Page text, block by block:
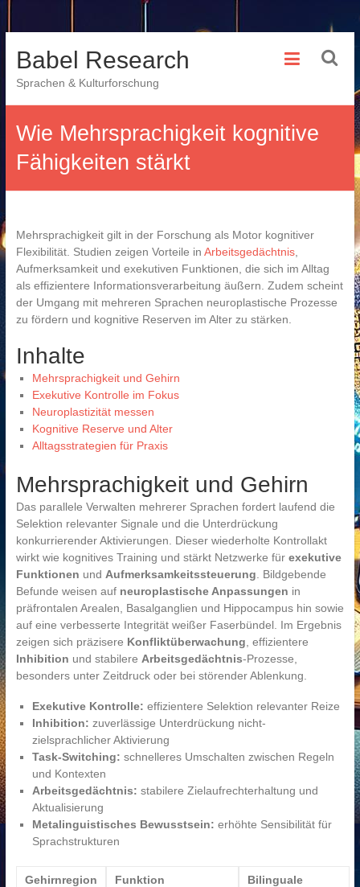
Babel Research
Sprachen & Kulturforschung
Wie Mehrsprachigkeit kognitive
Fähigkeiten stärkt
Mehrsprachigkeit gilt in der Forschung als Motor kognitiver
Flexibilität. Studien zeigen Vorteile in Arbeitsgedächtnis,
Aufmerksamkeit und exekutiven Funktionen, die sich im Alltag
als effizientere Informationsverarbeitung äußern. Zudem scheint
der Umgang mit mehreren Sprachen neuroplastische Prozesse
zu fördern und kognitive Reserven im Alter zu stärken.
Inhalte
Mehrsprachigkeit und Gehirn
Exekutive Kontrolle im Fokus
Neuroplastizität messen
Kognitive Reserve und Alter
Alltagsstrategien für Praxis
Mehrsprachigkeit und Gehirn
Das parallele Verwalten mehrerer Sprachen fordert laufend die
Selektion relevanter Signale und die Unterdrückung
konkurrierender Aktivierungen. Dieser wiederholte Kontrollakt
wirkt wie kognitives Training und stärkt Netzwerke für exekutive
Funktionen und Aufmerksamkeitssteuerung . Bildgebende
Befunde weisen auf neuroplastische Anpassungen in
präfrontalen Arealen, Basalganglien und Hippocampus hin sowie
auf eine verbesserte Integrität weißer Faserbündel. Im Ergebnis
zeigen sich präzisere Konfliktüberwachung , effizientere
Inhibition und stabilere Arbeitsgedächtnis-Prozesse,
besonders unter Zeitdruck oder bei störender Ablenkung.
Exekutive Kontrolle: effizientere Selektion relevanter Reize
Inhibition: zuverlässige Unterdrückung nicht-
zielsprachlicher Aktivierung
Task-Switching: schnelleres Umschalten zwischen Regeln
und Kontexten
Arbeitsgedächtnis: stabilere Zielaufrechterhaltung und
Aktualisierung
Metalinguistisches Bewusstsein: erhöhte Sensibilität für
Sprachstrukturen
Gehirnregion Funktion
Bilinguale